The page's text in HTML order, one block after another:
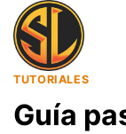
Saltar
contenido
TUTORIALES
Guía